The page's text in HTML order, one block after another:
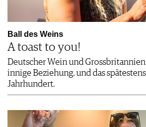
Ball des Weins
A toast to you!
Deutscher Wein und
innige Beziehung, und das
Jahrhundert.